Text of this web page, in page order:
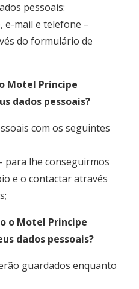
pessoais:
e-mail e telefone –
do formulário de
Motel Príncipe
dados pessoais?
com os seguintes
para lhe conseguirmos
e o contactar através
o Motel Principe
dados pessoais?
guardados enquanto